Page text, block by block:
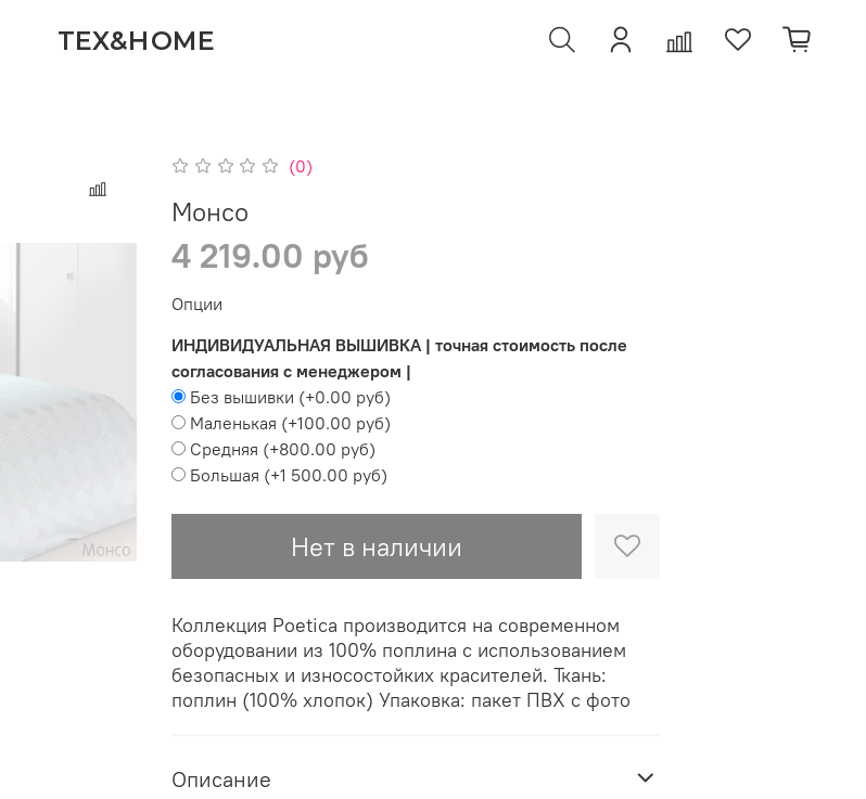
TEX&HOME
(0)
Монсо
4 219.00 руб
Нет в наличии
Опции
ИНДИВИДУАЛЬНАЯ ВЫШИВКА | точная стоимость после
согласования с менеджером |
Без вышивки (+0.00 руб)
Маленькая (+100.00 руб)
Средняя (+800.00 руб)
Большая (+1 500.00 руб)
Коллекция Poetica производится на современном
оборудовании из 100% поплина с использованием
безопасных и износостойких красителей. Ткань:
поплин (100% хлопок) Упаковка: пакет ПВХ с фото
Описание